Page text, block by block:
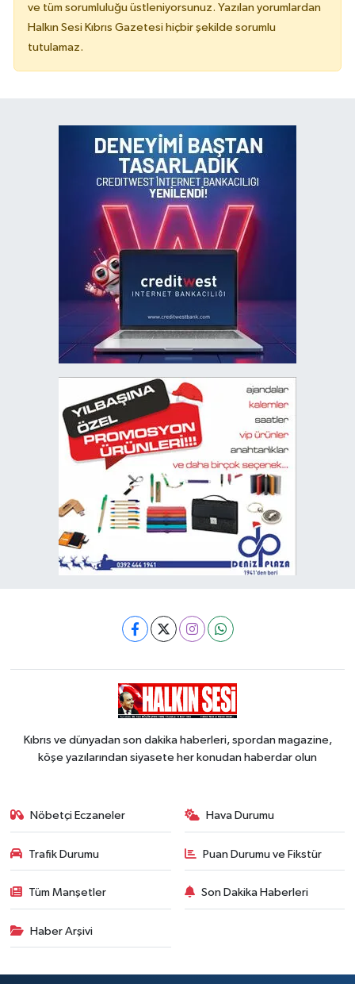
ve tüm sorumluluğu üstleniyorsunuz. Yazılan yorumlardan
Halkın Sesi Kıbrıs Gazetesi hiçbir şekilde sorumlu
tutulamaz.
Kıbrıs ve dünyadan son dakika haberleri, spordan magazine,
köşe yazılarından siyasete her konudan haberdar olun
Nöbetçi Eczaneler Hava Durumu
Trafik Durumu Puan Durumu ve Fikstür
Tüm Manşetler Son Dakika Haberleri
Haber Arşivi